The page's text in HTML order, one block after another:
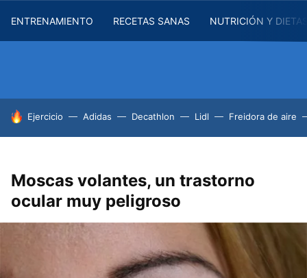
ENTRENAMIENTO RECETAS SANAS NUTRICIÓN Y
HOY SE HABLA DE
Ejercicio Adidas Decathlon Lidl Freidora de aire
Moscas volantes, un trastorno
ocular muy peligroso